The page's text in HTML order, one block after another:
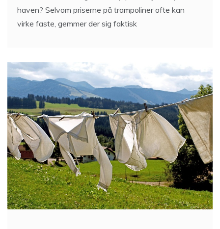
haven? Selvom priserne på trampoliner ofte kan
virke faste, gemmer der sig faktisk